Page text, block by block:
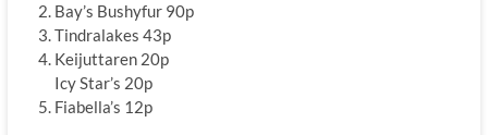
Bay’s Bushyfur 90p
Tindralakes 43p
Keijuttaren 20p
Icy Star’s 20p
Fiabella’s 12p